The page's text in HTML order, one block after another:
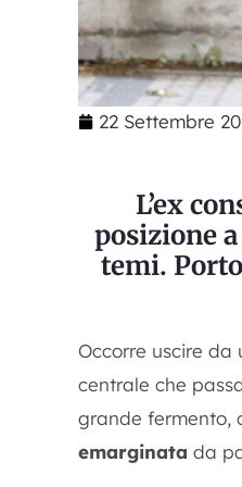
22 Settembre
L’ex
posizione
temi.
Occorre uscire da
centrale che
grande fermento,
emarginata da